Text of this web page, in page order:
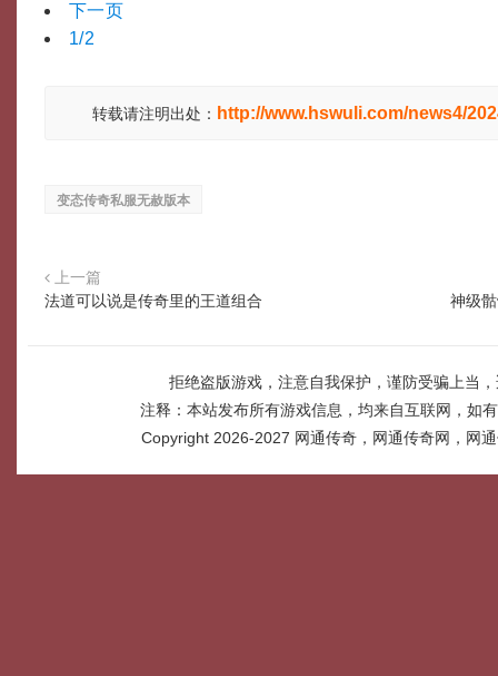
下一页
1/2
转载请注明出处： http://www.hswuli.com/news4/
变态传奇私服无赦版本
上一篇
法道可以说是传奇里的王道组合
神级
拒绝盗版游戏，注意自我保护，谨防受骗上当
注释：本站发布所有游戏信息，均来自互联网，如
Copyright 2026-2027 网通传奇，网通传奇网，网